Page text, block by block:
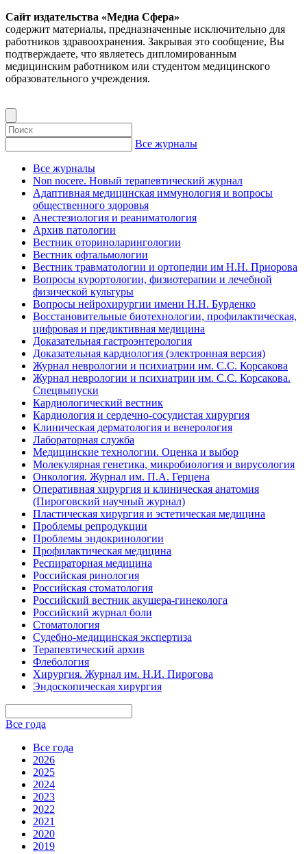
Сайт издательства «Медиа Сфера»
содержит материалы, предназначенные исключительно для
работников здравоохранения. Закрывая это сообщение, Вы
подтверждаете, что являетесь дипломированным
медицинским работником или студентом медицинского
образовательного учреждения.
Все журналы
Все журналы
Non nocere. Новый терапевтический журнал
Адаптивная медицинская иммунология и вопросы
общественного здоровья
Анестезиология и реаниматология
Архив патологии
Вестник оториноларингологии
Вестник офтальмологии
Вестник травматологии и ортопедии им Н.Н. Приорова
Вопросы курортологии, физиотерапии и лечебной
физической культуры
Вопросы нейрохирургии имени Н.Н. Бурденко
Восстановительные биотехнологии, профилактическая,
цифровая и предиктивная медицина
Доказательная гастроэнтерология
Доказательная кардиология (электронная версия)
Журнал неврологии и психиатрии им. С.С. Корсакова
Журнал неврологии и психиатрии им. С.С. Корсакова.
Спецвыпуски
Кардиологический вестник
Кардиология и сердечно-сосудистая хирургия
Клиническая дерматология и венерология
Лабораторная служба
Медицинские технологии. Оценка и выбор
Молекулярная генетика, микробиология и вирусология
Онкология. Журнал им. П.А. Герцена
Оперативная хирургия и клиническая анатомия
(Пироговский научный журнал)
Пластическая хирургия и эстетическая медицина
Проблемы репродукции
Проблемы эндокринологии
Профилактическая медицина
Респираторная медицина
Российская ринология
Российская стоматология
Российский вестник акушера-гинеколога
Российский журнал боли
Стоматология
Судебно-медицинская экспертиза
Терапевтический архив
Флебология
Хирургия. Журнал им. Н.И. Пирогова
Эндоскопическая хирургия
Все года
Все года
2026
2025
2024
2023
2022
2021
2020
2019